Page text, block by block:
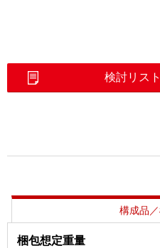
検討リス
構成品
梱包想定重量